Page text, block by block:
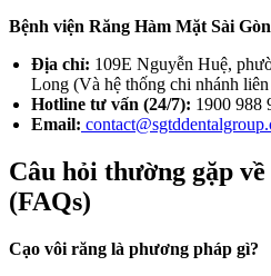
Bệnh viện Răng Hàm Mặt Sài
Địa chỉ: 109E Nguyễn Huệ,
Long (Và hệ thống chi nhánh
Hotline tư vấn (24/7): 1900 988
Email:
Câu hỏi thường gặp
(FAQs)
Cạo vôi răng là phương pháp gì?